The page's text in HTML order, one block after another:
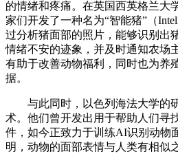
的情绪和疼痛。在英国西英格兰大
家们开发了一种名为“智能猪”（
过分析猪面部的照片，能够识别出
情绪不安的迹象，并及时通知农场
有助于改善动物福利，同时也为养
据。
与此同时，以色列海法大学的
术。他们曾开发出用于帮助人们寻
件，如今正致力于训练AI识别动物
明，动物的面部表情与人类有相似